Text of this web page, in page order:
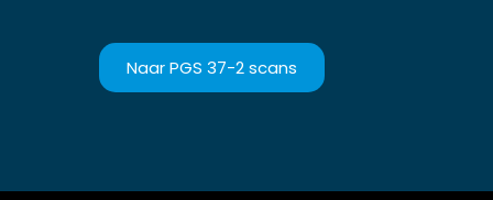
Naar PGS 37-2 scans